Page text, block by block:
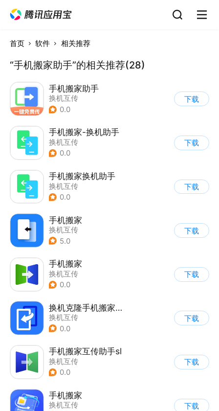
首页 软件 相关推荐
“手机搬家助手”的相关推荐(28)
手机搬家助手
换机互传
0.0
下载
手机搬家-换机助手
换机互传
0.0
下载
手机搬家换机助手
换机互传
0.0
下载
手机搬家
换机互传
5.0
下载
手机搬家
换机互传
0.0
下载
换机克隆手机搬家助手
换机互传
0.0
下载
手机搬家互传助手sl
换机互传
0.0
下载
手机搬家
换机互传
下载